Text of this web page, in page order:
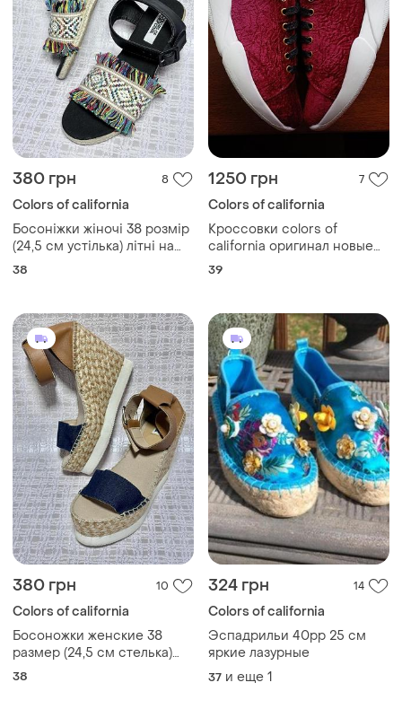
380 грн 8
Colors of california
Босоніжки жіночі 38 розмір
(24,5 см устілька) літні на
танкетці colors of california
38
1250 грн 7
Colors of california
Кроссовки colors of
california оригинал новые
р.39
39
380 грн 10
Colors of california
Босоножки женские 38
размер (24,5 см стелька)
летние на танкетке и
38
324 грн 14
Colors of california
Эспадрильи 40рр 25 см
яркие лазурные
37 и еще 1